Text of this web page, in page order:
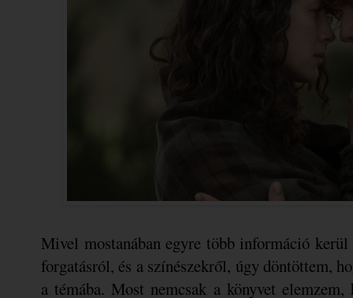
Mivel mostanában egyre több információ
forgatásról, és a színészekről, úgy döntöttem,
a témába. Most nemcsak a könyvet